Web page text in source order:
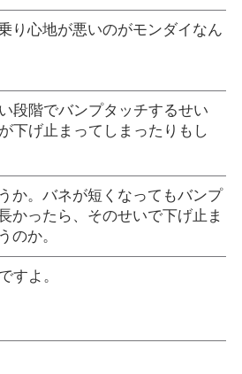
り心地が悪いのがモンダイなん
段階でバンプタッチするせい
下げ止まってしまったりもし
か。バネが短くなってもバンプ
かったら、そのせいで下げ止ま
のか。
すよ。